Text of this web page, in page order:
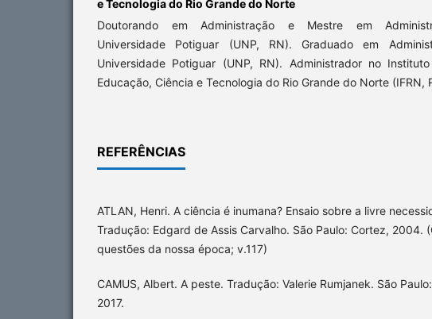
e Tecnologia do Rio Grande do Norte
Doutorando em Administração e Mestre em
Universidade Potiguar (UNP, RN). Graduado em
Universidade Potiguar (UNP, RN). Administrador no
Educação, Ciência e Tecnologia do Rio Grande do Norte (IFRN,
REFERÊNCIAS
ATLAN, Henri. A ciência é inumana? Ensaio sobre a livre
Tradução: Edgard de Assis Carvalho. São Paulo: Cortez, 2004.
questões da nossa época; v.117)
CAMUS, Albert. A peste. Tradução: Valerie Rumjanek. São
2017.